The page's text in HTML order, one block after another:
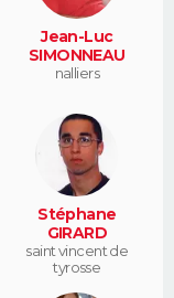
Jean-Luc
SIMONNEAU
nalliers
Stéphane
GIRARD
saint vincent de
tyrosse